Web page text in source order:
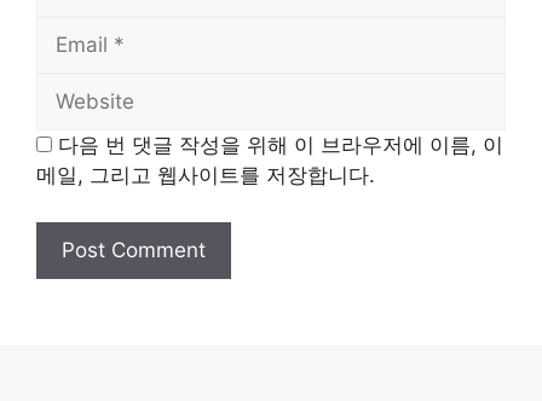
Email
Website
다음 번 댓글 작성을 위해 이 브라우저에 이름, 이
메일, 그리고 웹사이트를 저장합니다.